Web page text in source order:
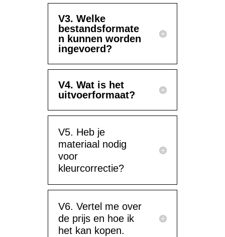
V3. Welke
bestandsformate
n kunnen worden
ingevoerd?
V4. Wat is het
uitvoerformaat?
V5. Heb je
materiaal nodig
voor
kleurcorrectie?
V6. Vertel me over
de prijs en hoe ik
het kan kopen.